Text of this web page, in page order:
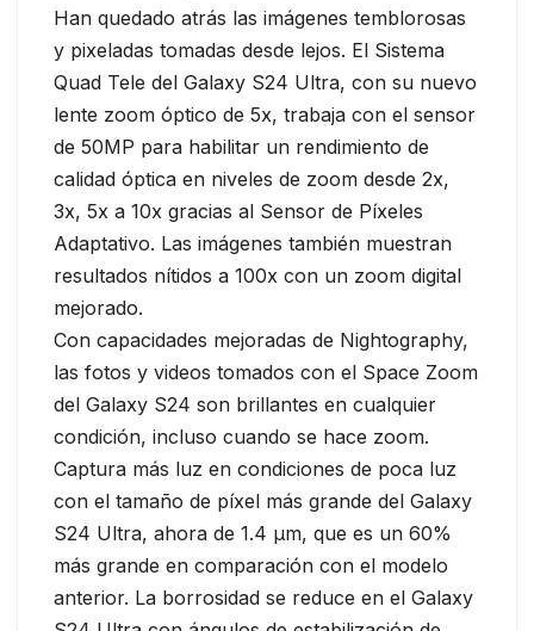
Han quedado atrás las imágenes temblorosas
y pixeladas tomadas desde lejos. El Sistema
Quad Tele del Galaxy S24 Ultra, con su nuevo
lente zoom óptico de 5x, trabaja con el sensor
de 50MP para habilitar un rendimiento de
calidad óptica en niveles de zoom desde 2x,
3x, 5x a 10x gracias al Sensor de Píxeles
Adaptativo. Las imágenes también muestran
resultados nítidos a 100x con un zoom digital
mejorado.
Con capacidades mejoradas de Nightography,
las fotos y videos tomados con el Space Zoom
del Galaxy S24 son brillantes en cualquier
condición, incluso cuando se hace zoom.
Captura más luz en condiciones de poca luz
con el tamaño de píxel más grande del Galaxy
S24 Ultra, ahora de 1.4 μm, que es un 60%
más grande en comparación con el modelo
anterior. La borrosidad se reduce en el Galaxy